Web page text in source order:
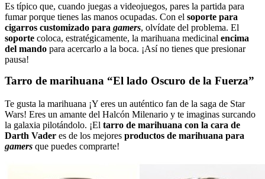
Es típico que, cuando juegas a videojuegos, pares la partida para
fumar porque tienes las manos ocupadas. Con el soporte para
cigarros customizado para gamers, olvídate del problema. El
soporte coloca, estratégicamente, la marihuana medicinal encima
del mando para acercarlo a la boca. ¡Así no tienes que presionar
pausa!
Tarro de marihuana “El lado Oscuro de la Fuerza”
Te gusta la marihuana ¡Y eres un auténtico fan de la saga de Star
Wars! Eres un amante del Halcón Milenario y te imaginas surcando
la galaxia pilotándolo. ¡El tarro de marihuana con la cara de
Darth Vader es de los mejores productos de marihuana para
gamers que puedes comprarte!